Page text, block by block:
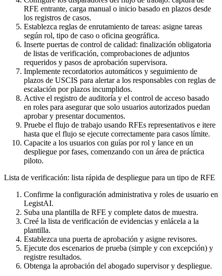
RFE entrante, carga manual o inicio basado en plazos desde
los registros de casos.
Establezca reglas de enrutamiento de tareas: asigne tareas
según rol, tipo de caso o oficina geográfica.
Inserte puertas de control de calidad: finalización obligatoria
de listas de verificación, comprobaciones de adjuntos
requeridos y pasos de aprobación supervisora.
Implemente recordatorios automáticos y seguimiento de
plazos de USCIS para alertar a los responsables con reglas de
escalación por plazos incumplidos.
Active el registro de auditoría y el control de acceso basado
en roles para asegurar que solo usuarios autorizados puedan
aprobar y presentar documentos.
Pruebe el flujo de trabajo usando RFEs representativos e itere
hasta que el flujo se ejecute correctamente para casos límite.
Capacite a los usuarios con guías por rol y lance en un
despliegue por fases, comenzando con un área de práctica
piloto.
Lista de verificación: lista rápida de despliegue para un tipo de RFE
Confirme la configuración administrativa y roles de usuario en
LegistAI.
Suba una plantilla de RFE y complete datos de muestra.
Creé la lista de verificación de evidencias y enlácela a la
plantilla.
Establezca una puerta de aprobación y asigne revisores.
Ejecute dos escenarios de prueba (simple y con excepción) y
registre resultados.
Obtenga la aprobación del abogado supervisor y despliegue.